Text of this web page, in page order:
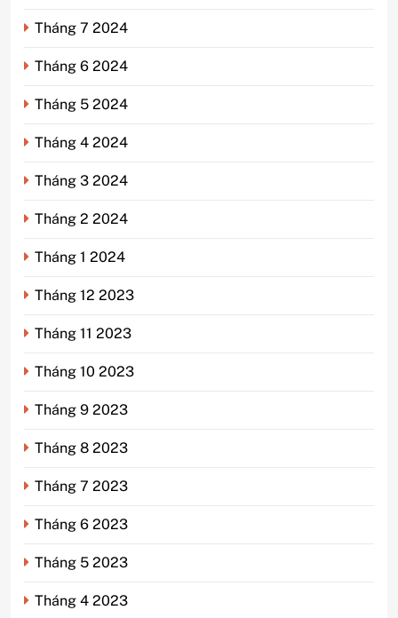
Tháng 7 2024
Tháng 6 2024
Tháng 5 2024
Tháng 4 2024
Tháng 3 2024
Tháng 2 2024
Tháng 1 2024
Tháng 12 2023
Tháng 11 2023
Tháng 10 2023
Tháng 9 2023
Tháng 8 2023
Tháng 7 2023
Tháng 6 2023
Tháng 5 2023
Tháng 4 2023